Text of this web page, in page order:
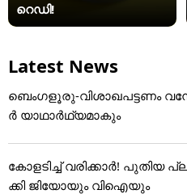
റെഡി!
Latest News
ബെംഗളൂരു-വിശാഖപട്ടണം
ര്‍ യാഥാര്‍ഥ്യമാകും
കോളടിച്ച് വരിക്കാർ! പുതിയ
ക്കി ജിയോയും വിഐയും